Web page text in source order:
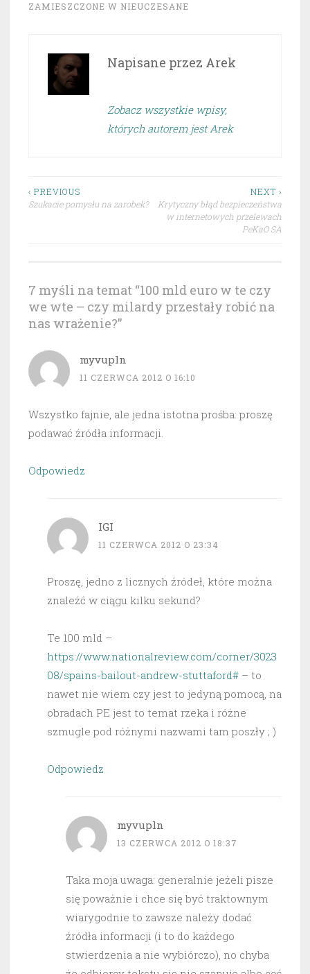
ZAMIESZCZONE W NIEUCZESANE
Napisane przez Arek
Zobacz wszystkie wpisy,
których autorem jest Arek
Nawigacja
‹ PREVIOUS
Szukacie pomysłu na zarobek?
NEXT ›
Krytyczny błąd bezpieczeństwa
w internetowych przelewach
PeKaO SA
7 myśli na temat “100 mld euro w te czy
we wte – czy milardy przestały robić na
nas wrażenie?”
myvupln
11 CZERWCA 2012 O 16:10
Wszystko fajnie, ale jedna istotna prośba: proszę
podawać źródła informacji.
Odpowiedz
IGI
11 CZERWCA 2012 O 23:34
Proszę, jedno z licznych źródeł, które można
znaleźć w ciągu kilku sekund?
Te 100 mld –
https://www.nationalreview.com/corner/3023
08/spains-bailout-andrew-stuttaford# – to
nawet nie wiem czy jest to jedyną pomocą, na
obradach PE jest to temat rzeka i różne
szmugle pod różnymi nazwami tam poszły ; )
Odpowiedz
myvupln
13 CZERWCA 2012 O 18:37
Taka moja uwaga: generalnie jeżeli pisze
się poważnie i chce się być traktownym
wiarygodnie to zawsze należy dodać
źródła informacji (i to do każdego
stwierdzenia a nie wybiórczo), no chyba